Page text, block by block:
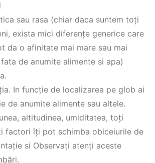
sau rasa (chiar daca suntem toți
exista mici diferențe generice care
da o afinitate mai mare sau mai
de anumite alimente si apa)
In funcție de localizarea pe glob ai
de anumite alimente sau altele.
altitudinea, umiditatea, toți
factori îți pot schimba obiceiurile de
si Observați atenți aceste